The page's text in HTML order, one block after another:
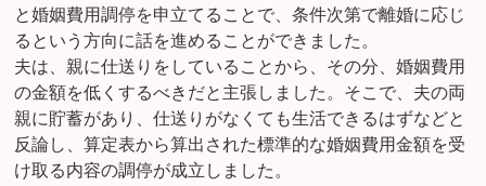
と婚姻費用調停を申立てることで、条件次第で離婚に応じ
るという方向に話を進めることができました。
夫は、親に仕送りをしていることから、その分、婚姻費用
の金額を低くするべきだと主張しました。そこで、夫の両
親に貯蓄があり、仕送りがなくても生活できるはずなどと
反論し、算定表から算出された標準的な婚姻費用金額を受
け取る内容の調停が成立しました。